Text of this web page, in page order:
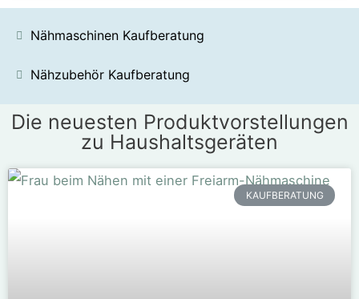
Nähmaschinen Kaufberatung
Nähzubehör Kaufberatung
Die neuesten Produktvorstellungen
zu Haushaltsgeräten
KAUFBERATUNG